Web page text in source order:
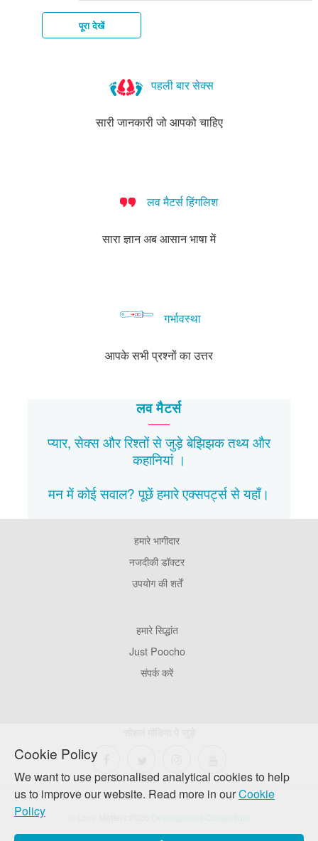
Cookie Policy
We want to use personalised analytical cookies to help
us to improve our website. Read more in ourCookie
Policy
पूरा देखें
पहली बार सेक्स
सारी जानकारी जो आपको चाहिए
लव मैटर्स हिंगलिश
सारा ज्ञान अब आसान भाषा में
गर्भावस्था
आपके सभी प्रश्नों का उत्तर
लव मैटर्स
प्यार, सेक्स और रिश्तों से जुड़े बेझिझकतथ्यऔर
कहानियां।
मन में कोई सवाल? पूछें हमारे एक्सपर्ट्स सेयहाँ।
हमारे भागीदार
नजदीकी डॉक्टर
उपयोग की शर्तें
हमारे सिद्धांत
Just Poocho
संपर्क करें